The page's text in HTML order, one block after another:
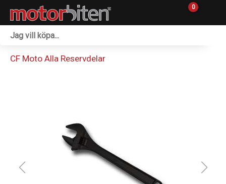
0
Reservdelar
CF Moto Alla Reservdelar